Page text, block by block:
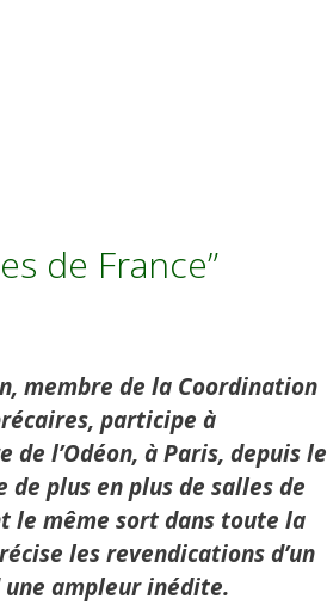
de France”
membre de la Coordination
participe à
de l’Odéon, à Paris, depuis le
de plus en plus de salles de
le même sort dans toute la
les revendications d’un
ampleur inédite.